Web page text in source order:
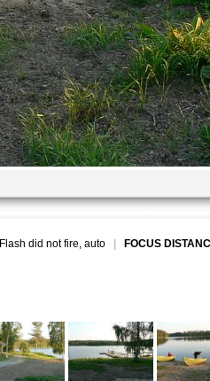
Flash did not fire, auto FOCUS